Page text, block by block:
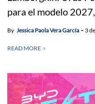
para el modelo 2027,
By Jessica Paola Vera García 3
READ MORE